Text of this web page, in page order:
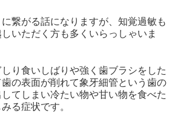
繋がる話になりますが、知覚過敏も
いただく方も多くいらっしゃいま
り食いしばりや強く歯ブラシをした
の表面が削れて象牙細管という歯の
てしまい冷たい物や甘い物を食べた
る症状です。